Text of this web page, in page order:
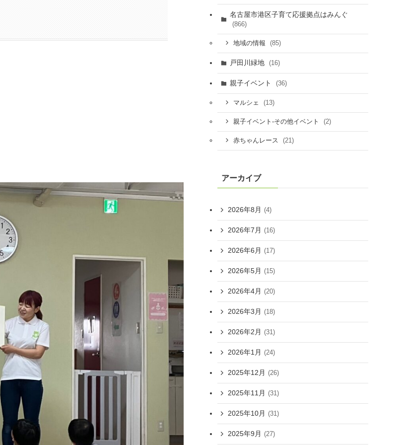
名古屋市港区子育て応援拠点はみんぐ
(866)
地域の情報 (85)
戸田川緑地 (16)
親子イベント (36)
マルシェ (13)
親子イベント-その他イベント (2)
赤ちゃんレース (21)
アーカイブ
2026年8月 (4)
2026年7月 (16)
2026年6月 (17)
2026年5月 (15)
2026年4月 (20)
2026年3月 (18)
2026年2月 (31)
2026年1月 (24)
2025年12月 (26)
2025年11月 (31)
2025年10月 (31)
2025年9月 (27)